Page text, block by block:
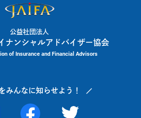
公益社団法人
ナンシャルアドバイザー協会
of Insurance and Financial Advisors
みんなに知らせよう！